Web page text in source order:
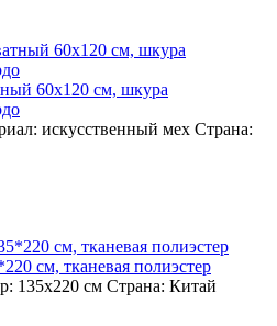
60х120 см, шкура
искусственный мех Страна:
см, тканевая полиэстер
135х220 см Страна: Китай